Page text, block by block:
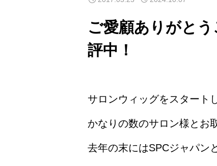
ご愛顧ありがと
評中！
サロンウィッグをスタート
かなりの数のサロン様とお
去年の末にはSPCジャパン